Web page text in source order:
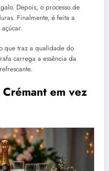
Depois, o processo de
Finalmente, é feita a
que traz a qualidade do
carrega a essência da
em vez